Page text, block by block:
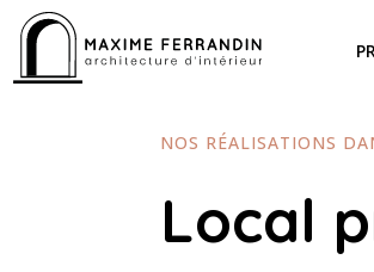
NOS RÉALISATIONS
Local